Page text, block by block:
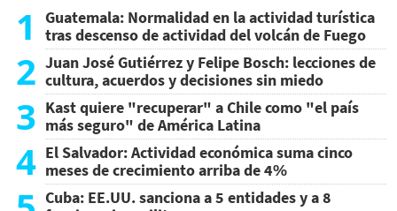
1
Guatemala: Normalidad en la actividad turística
tras descenso de actividad del volcán de Fuego
2 Juan José Gutiérrez y Felipe Bosch: lecciones de
cultura, acuerdos y decisiones sin miedo
3 Kast quiere "recuperar" a Chile como "el país
más seguro" de América Latina
4 El Salvador: Actividad económica suma cinco
meses de crecimiento arriba de 4%
Cuba: EE.UU. sanciona a 5 entidades y a 8